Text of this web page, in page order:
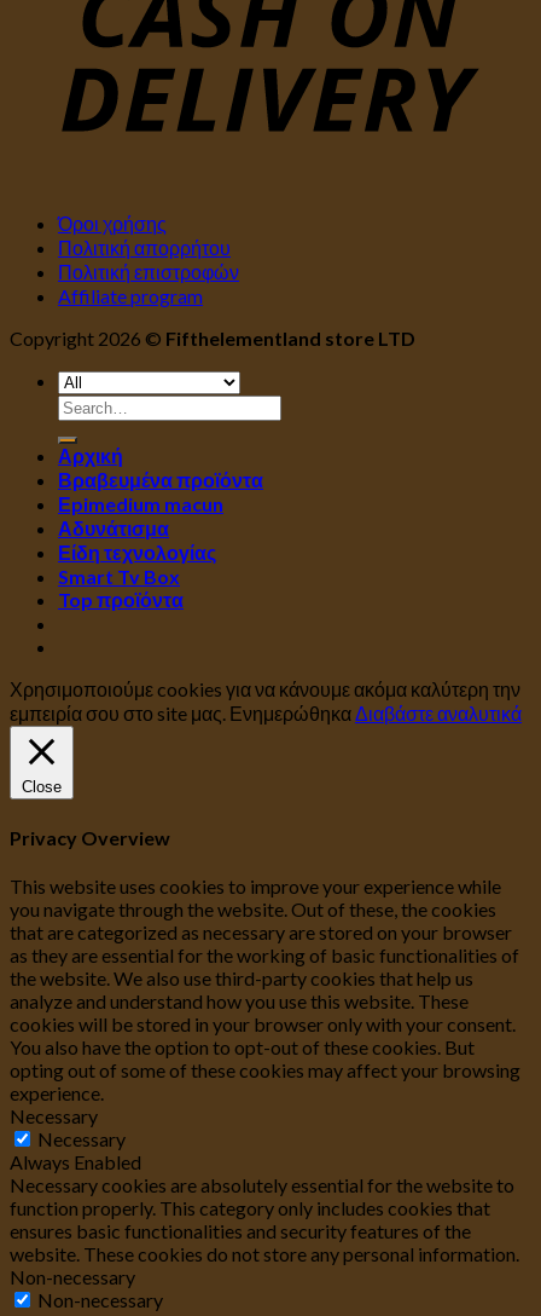
Όροι χρήσης
Πολιτική απορρήτου
Πολιτική επιστροφών
Affiliate program
Copyright 2026 © Fifthelementland store LTD
Search
for:
Αρχική
Βραβευμένα προϊόντα
Εpimedium macun
Αδυνάτισμα
Είδη τεχνολογίας
Smart Tv Box
Top προϊόντα
Χρησιμοποιούμε cookies για να κάνουμε ακόμα καλύτερη την
εμπειρία σου στο site μας. ΕνημερώθηκαΔιαβάστε αναλυτικά
Close
Privacy Overview
This website uses cookies to improve your experience while
you navigate through the website. Out of these, the cookies
that are categorized as necessary are stored on your browser
as they are essential for the working of basic functionalities of
the website. We also use third-party cookies that help us
analyze and understand how you use this website. These
cookies will be stored in your browser only with your consent.
You also have the option to opt-out of these cookies. But
opting out of some of these cookies may affect your browsing
experience.
Necessary
Necessary
Always Enabled
Necessary cookies are absolutely essential for the website to
function properly. This category only includes cookies that
ensures basic functionalities and security features of the
website. These cookies do not store any personal information.
Non-necessary
Non-necessary